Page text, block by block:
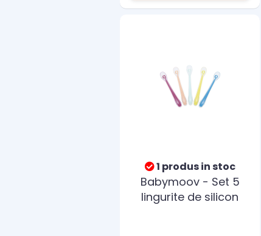
1 produs in stoc
Babymoov - Set 5
lingurite de silicon